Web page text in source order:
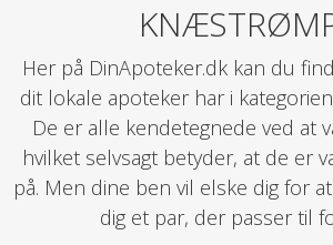
Her på DinApoteker.dk kan du
dit lokale apoteker har i
De er alle kendetegnede ved at
hvilket selvsagt betyder, at de er
på. Men dine ben vil elske dig for
dig et par, der passer til